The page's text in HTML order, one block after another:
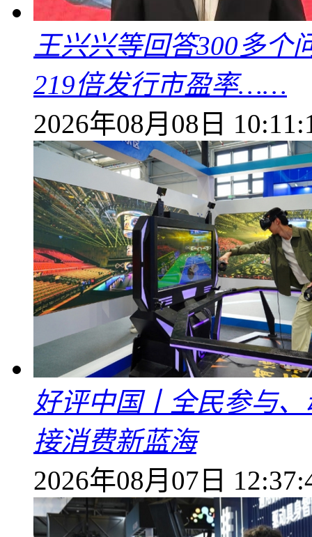
王兴兴等回答300多个
219倍发行市盈率……
2026年08月08日
好评中国丨全民参与
接消费新蓝海
2026年08月07日